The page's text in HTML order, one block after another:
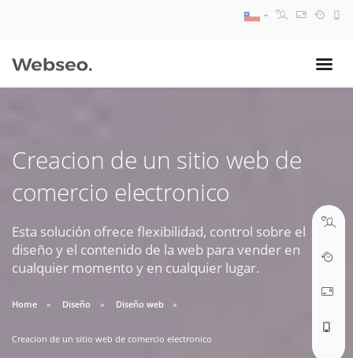
Creacion de un sitio web de
comercio electronico
Esta solución ofrece flexibilidad, control sobre el
diseño y el contenido de la web para vender en
cualquier momento y en cualquier lugar.
Home Diseño Diseño web
Creacion de un sitio web de comercio electronico
09:30 AM A 18:30 PM
soporte@webseo.cl
ABRIR TICKET